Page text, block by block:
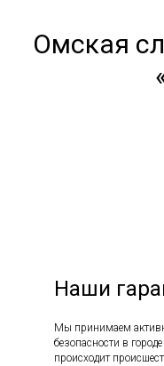
Омская
Наши
Мы принимаем
безопасности в
происходит